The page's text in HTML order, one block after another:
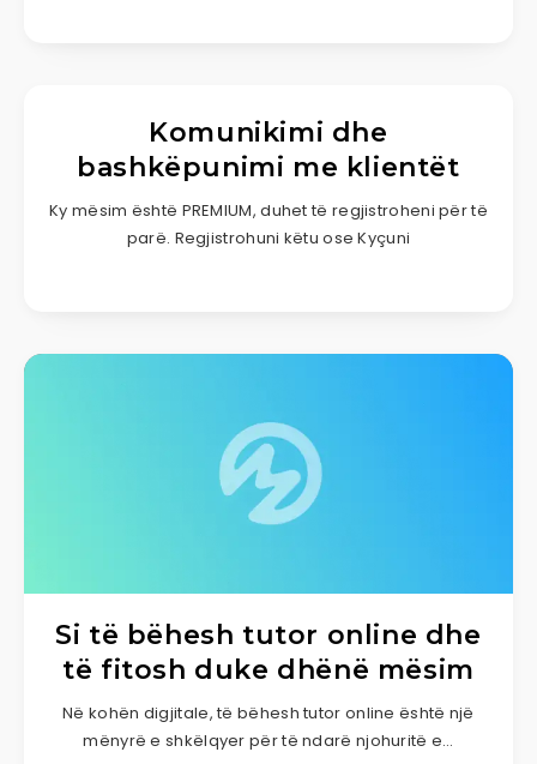
Komunikimi dhe
bashkëpunimi me klientët
Ky mësim është PREMIUM, duhet të regjistroheni për të
parë. Regjistrohuni këtu ose Kyçuni
Si të bëhesh tutor online dhe
të fitosh duke dhënë mësim
Në kohën digjitale, të bëhesh tutor online është një
mënyrë e shkëlqyer për të ndarë njohuritë e…